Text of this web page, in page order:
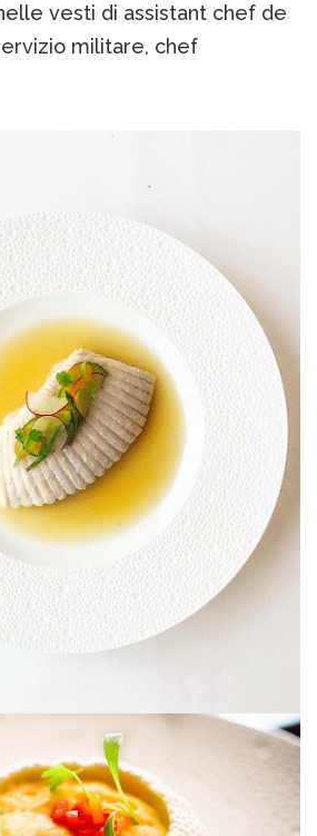
vesti di assistant chef de
militare, chef